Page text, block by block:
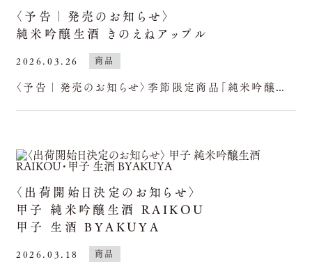
商品
〈予告｜発売のお知らせ〉
純米吟醸生酒 きのえねアップル
2026.03.26
〈予告｜発売のお知らせ〉季節限定商品「純米吟醸生酒きのえねアップル」を、今年も4月1日(水)より出荷開始いたします。“日本酒”の新しい可能性を広げていく、カジュアルスタイルの
商品
〈出荷開始日決定のお知らせ〉
甲子 純米吟醸生酒 RAIKOU
甲子 生酒 BYAKUYA
2026.03.18